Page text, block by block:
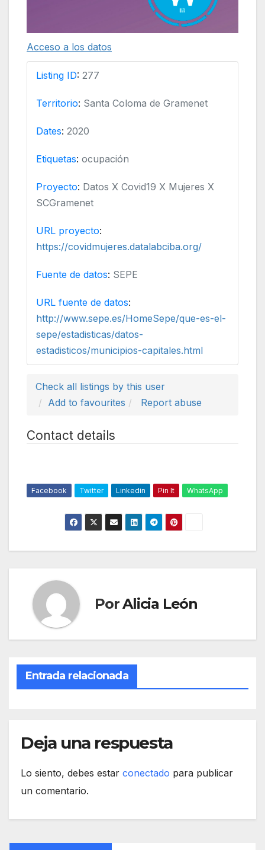
Acceso a los datos
Listing ID: 277
Territorio: Santa Coloma de Gramenet
Dates: 2020
Etiquetas: ocupación
Proyecto: Datos X Covid19 X Mujeres X
SCGramenet
URL proyecto:
https://covidmujeres.datalabciba.org/
Fuente de datos: SEPE
URL fuente de datos:
http://www.sepe.es/HomeSepe/que-es-el-
sepe/estadisticas/datos-
estadisticos/municipios-capitales.html
Check all listings by this user
Add to favourites
Report abuse
Contact details
Facebook Twitter Linkedin Pin It WhatsApp
PorAlicia León
Entrada relacionada
Deja una respuesta
Lo siento, debes estar conectado para publicar
un comentario.